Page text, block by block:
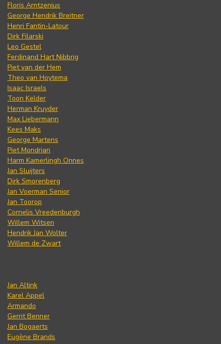
Floris Arntzenius
George Hendrik Breitner
Henri Fantin-Latour
Dirk Filarski
Leo Gestel
Ferdinand Hart Nibbrig
Piet van der Hem
Theo van Hoytema
Isaac Israels
Toon Kelder
Herman Kruyder
Max Liebermann
Kees Maks
George Martens
Piet Mondrian
Harm Kamerlingh Onnes
Jan Sluijters
Dirk Smorenberg
Jan Voerman Senior
Jan Toorop
Cornelis Vreedenburgh
Willem Witsen
Hendrik Jan Wolter
Willem de Zwart
Jan Altink
Karel Appel
Armando
Gerrit Benner
Jan Bogaerts
Eugène Brands